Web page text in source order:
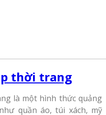
thời trang
là một hình thức quảng
quần áo, túi xách, mỹ